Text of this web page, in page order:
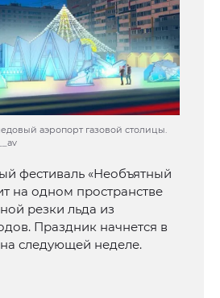
аэропорт газовой столицы.
фестиваль «Необъятный
на одном пространстве
резки льда из
Праздник начнется в
следующей неделе.